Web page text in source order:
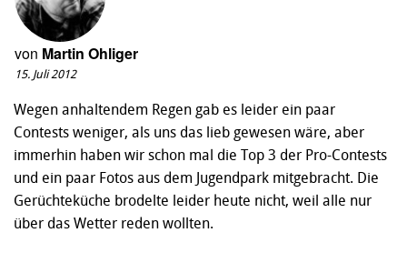
von Martin Ohliger
15. Juli 2012
Wegen anhaltendem Regen gab es leider ein paar
Contests weniger, als uns das lieb gewesen wäre, aber
immerhin haben wir schon mal die Top 3 der Pro-Contests
und ein paar Fotos aus dem Jugendpark mitgebracht. Die
Gerüchteküche brodelte leider heute nicht, weil alle nur
über das Wetter reden wollten.